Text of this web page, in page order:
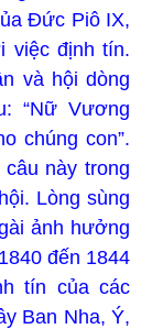
Đức Piô IX,
việc định tín.
và hội dòng
“Nữ Vương
chúng con”.
này trong
Lòng sùng
ảnh hưởng
đến 1844
tín của các
Ban Nha, Ý,